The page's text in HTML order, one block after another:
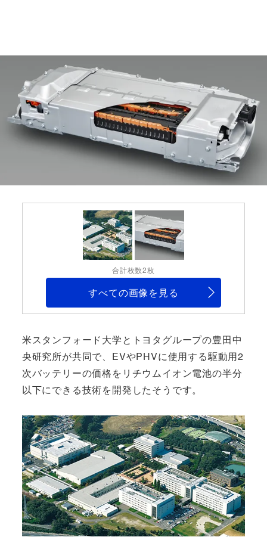
合計枚数2枚
すべての画像を見る
米スタンフォード大学とトヨタグループの豊田中
央研究所が共同で、EVやPHVに使用する駆動用2
次バッテリーの価格をリチウムイオン電池の半分
以下にできる技術を開発したそうです。